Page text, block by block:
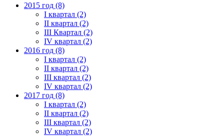
2015 год (8)
I квартал (2)
II квартал (2)
III Квартал (2)
IV квартал (2)
2016 год (8)
I квартал (2)
II квартал (2)
III квартал (2)
IV квартал (2)
2017 год (8)
I квартал (2)
II квартал (2)
III квартал (2)
IV квартал (2)